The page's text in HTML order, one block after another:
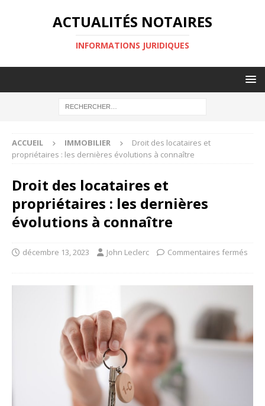
ACTUALITÉS NOTAIRES
INFORMATIONS JURIDIQUES
ACCUEIL IMMOBILIER
Droit des locataires et
propriétaires : les dernières évolutions à connaître
Droit des locataires et
propriétaires : les dernières
évolutions à connaître
décembre 13, 2023 John Leclerc Commentaires fermés